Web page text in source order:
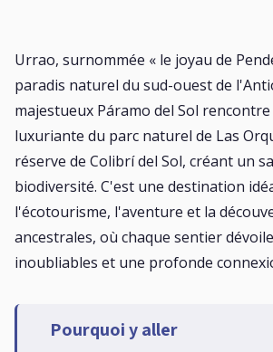
Urrao, surnommée « le joyau de
paradis naturel du sud-ouest de
majestueux Páramo del Sol
luxuriante du parc naturel de Las
réserve de Colibrí del Sol, créant un
biodiversité. C'est une destination
l'écotourisme, l'aventure et la
ancestrales, où chaque sentier
inoubliables et une profonde
Pourquoi y aller